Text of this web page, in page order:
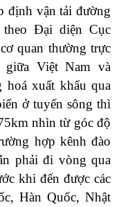
định vận tải đường
Đại diện Cục
quan thường trực
Việt Nam và
hoá xuất khẩu qua
ở tuyến sông thì
nhìn từ góc độ
hợp kênh đào
phải đi vòng qua
khi đến được các
Hàn Quốc, Nhật